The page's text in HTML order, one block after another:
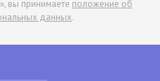
вы принимаете положение об
данных.